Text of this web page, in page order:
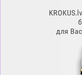
для